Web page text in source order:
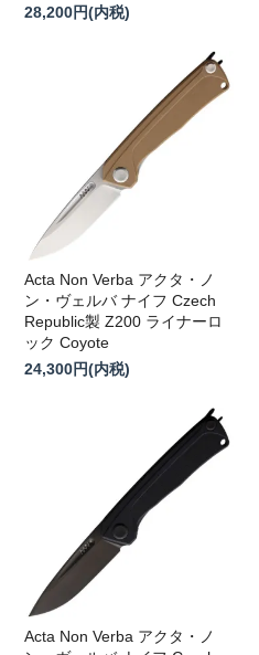
28,200円(内税)
Acta Non Verba アクタ・ノ
ン・ヴェルバ ナイフ Czech
Republic製 Z200 ライナーロ
ック Coyote
24,300円(内税)
Acta Non Verba アクタ・ノ